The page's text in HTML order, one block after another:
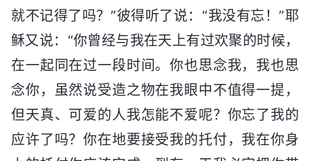
就不记得了吗？”彼得听了说：“我没有忘！”耶
稣又说：“你曾经与我在天上有过欢聚的时候，
在一起同在过一段时间。你也思念我，我也思
念你，虽然说受造之物在我眼中不值得一提，
但天真、可爱的人我怎能不爱呢？你忘了我的
应许了吗？你在地要接受我的托付，我在你身